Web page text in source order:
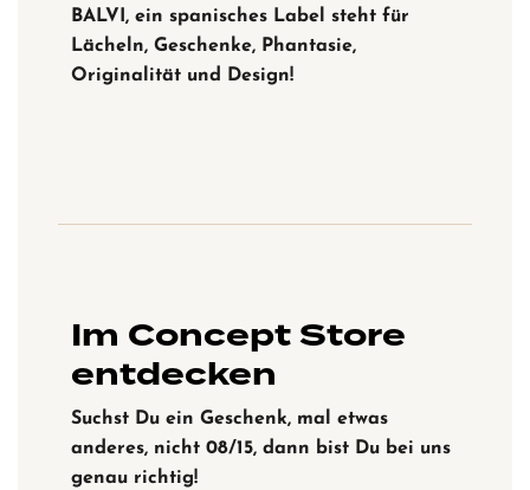
BALVI, ein spanisches Label steht für
Lächeln, Geschenke, Phantasie,
Originalität und Design!
Im Concept Store
entdecken
Suchst Du ein Geschenk, mal etwas
anderes, nicht 08/15, dann bist Du bei uns
genau richtig!